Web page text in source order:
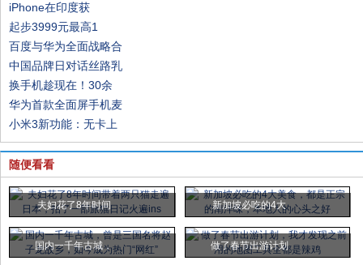
iPhone在印度获
起步3999元最高1
百度与华为全面战略合
中国品牌日对话丝路乳
换手机趁现在！30余
华为首款全面屏手机麦
小米3新功能：无卡上
随便看看
夫妇花了8年时间 新加坡必吃的4大
国内一千年古城， 做了春节出游计划